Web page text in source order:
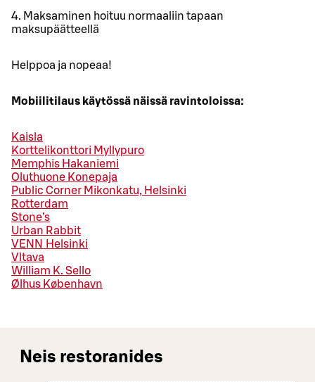
4. Maksaminen hoituu normaaliin tapaan
maksupäätteellä
Helppoa ja nopeaa!
Mobiilitilaus käytössä näissä ravintoloissa:
Kaisla
Korttelikonttori Myllypuro
Memphis Hakaniemi
Oluthuone Konepaja
Public Corner Mikonkatu, Helsinki
Rotterdam
Stone’s
Urban Rabbit
VENN Helsinki
Vltava
William K. Sello
Ølhus København
Neis restoranides